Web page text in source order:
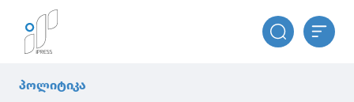
პოლიტიკა